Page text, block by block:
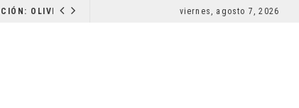
RESEÑA LA INVITACIÓN: OLIVIA WILDE REFLEXIONA SOBRE LA VIDA CONYUGAL EL LIVE-ACTION DE ZELDA ELIGE A SU VILLANO
viernes, agosto 7, 2026